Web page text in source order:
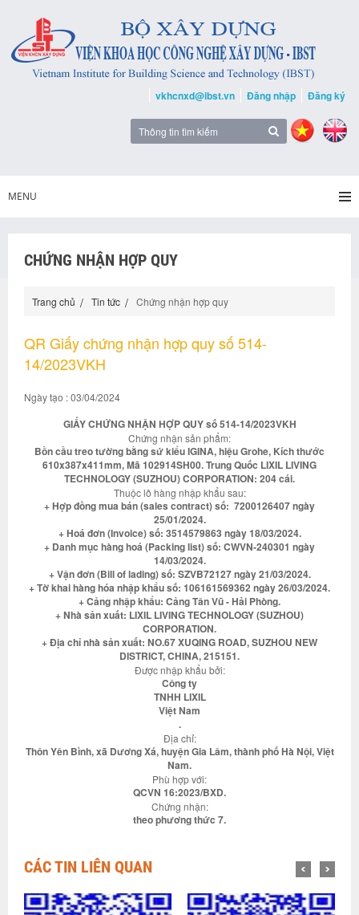
vkhcnxd@ibst.vn Đăng nhập Đăng ký
MENU
CHỨNG NHẬN HỢP QUY
Trang chủ Tin tức Chứng nhận hợp quy
QR Giấy chứng nhận hợp quy số 514-
14/2023VKH
Ngày tạo : 03/04/2024
GIẤY CHỨNG NHẬN HỢP QUY số 514-14/2023VKH
Chứng nhận sản phẩm:
Bồn cầu treo tường bằng sứ kiểu IGINA, hiệu Grohe, Kích thước
610x387x411mm, Mã 102914SH00. Trung Quốc LIXIL LIVING
TECHNOLOGY (SUZHOU) CORPORATION: 204 cái.
Thuộc lô hàng nhập khẩu sau:
+ Hợp đồng mua bán (sales contract) số: 7200126407 ngày
25/01/2024.
+ Hoá đơn (Invoice) số: 3514579863 ngày 18/03/2024.
+ Danh mục hàng hoá (Packing list) số: CWVN-240301 ngày
14/03/2024.
+ Vận đơn (Bill of lading) số: SZVB72127 ngày 21/03/2024.
+ Tờ khai hàng hóa nhập khẩu số: 106161569362 ngày 26/03/2024.
+ Cảng nhập khẩu: Cảng Tân Vũ - Hải Phòng.
+ Nhà sản xuất: LIXIL LIVING TECHNOLOGY (SUZHOU)
CORPORATION.
+ Địa chỉ nhà sản xuất: NO.67 XUQING ROAD, SUZHOU NEW
DISTRICT, CHINA, 215151.
Được nhập khẩu bởi:
Công ty
TNHH LIXIL
Việt Nam
.
Địa chỉ:
Thôn Yên Bình, xã Dương Xá, huyện Gia Lâm, thành phố Hà Nội, Việt
Nam.
Phù hợp với:
QCVN 16:2023/BXD.
Chứng nhận:
theo phương thức 7.
CÁC TIN LIÊN QUAN